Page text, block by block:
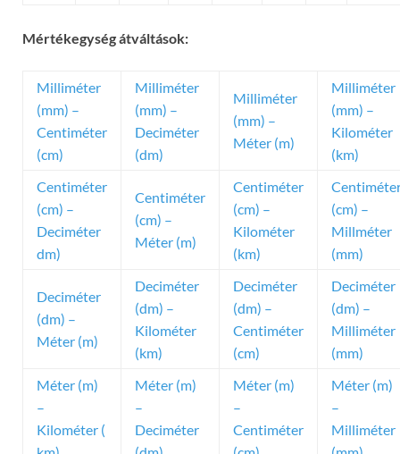
Mértékegység átváltások:
Milliméter
(mm) –
Centiméter
(cm)
Milliméter
(mm) –
Deciméter
(dm)
Milliméter
(mm) –
Méter (m)
Milliméter
(mm) –
Kilométer
(km)
Centiméter
(cm) –
Deciméter
dm)
Centiméter
(cm) –
Méter (m)
Centiméter
(cm) –
Kilométer
(km)
(cm) –
Millméter
(mm)
Deciméter
(dm) –
Méter (m)
Deciméter
(dm) –
Kilométer
(km)
Deciméter
(dm) –
Centiméter
(cm)
Deciméter
(dm) –
Milliméter
(mm)
Méter (m)
–
Kilométer (
Méter (m)
–
Deciméter
Méter (m)
–
Centiméter
Méter (m)
–
Milliméter